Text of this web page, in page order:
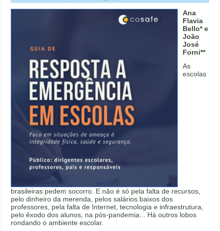
Ana
Flavia
Bello* e
João
José
Forni**
As
escolas
brasileiras pedem socorro. E não é só pela falta de recursos,
pelo dinheiro da merenda, pelos salários baixos dos
professores, pela falta de Internet, tecnologia e infraestrutura,
pelo êxodo dos alunos, na pós-pandemia... Há outros lobos
rondando o ambiente escolar.